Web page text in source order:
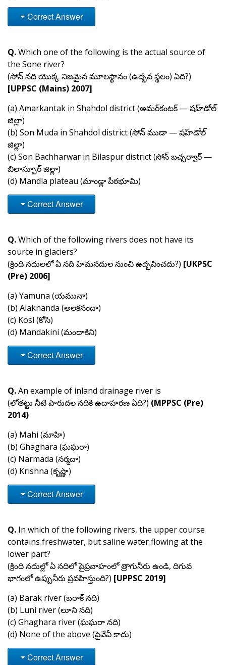
Correct Answer
Q.Which one of the following is the actual source of
the Sone river?
(సోన్ నది యొక్క నిజమైన మూలస్థానం (ఉద్భవ స్థలం) ఏది?)
[UPPSC (Mains) 2007]
(a) Amarkantak in Shahdol district (అమర్‌కంటక్ — షహ్‌డోల్
జిల్లా)
(b) Son Muda in Shahdol district (సోన్ ముడా — షహ్‌డోల్
జిల్లా)
(c) Son Bachharwar in Bilaspur district (సోన్ బచ్చర్వార్ —
బిలాస్పూర్ జిల్లా)
(d) Mandla plateau (మాండ్లా పీఠభూమి)
Correct Answer
Q.Which of the following rivers does not have its
source in glaciers?
(క్రింది నదులలో ఏ నది హిమనదుల నుంచి ఉద్భవించదు?) [UKPSC
(Pre) 2006]
(a) Yamuna (యమునా)
(b) Alaknanda (అలకనందా)
(c) Kosi (కోసి)
(d) Mandakini (మందాకిని)
Correct Answer
Q.An example of inland drainage river is
(లోతట్టు నీటి పారుదల నదికి ఉదాహరణ ఏది?) (MPPSC (Pre)
2014)
(a) Mahi (మాహి)
(b) Ghaghara (ఘఘరా)
(c) Narmada (నర్మదా)
(d) Krishna (కృష్ణా)
Correct Answer
Q. In which of the following rivers, the upper course
contains freshwater, but saline water flowing at the
lower part?
(క్రింది నదుల్లో ఏ నదిలో పైప్రవాహంలో త్రాగునీరు ఉండి, దిగువ
భాగంలో ఉప్పునీరు ప్రవహిస్తుంది?) [UPPSC 2019]
(a) Barak river (బరాక్ నది)
(b) Luni river (లూని నది)
(c) Ghaghara river (ఘఘరా నది)
(d) None of the above (పైవేవీ కాదు)
Correct Answer